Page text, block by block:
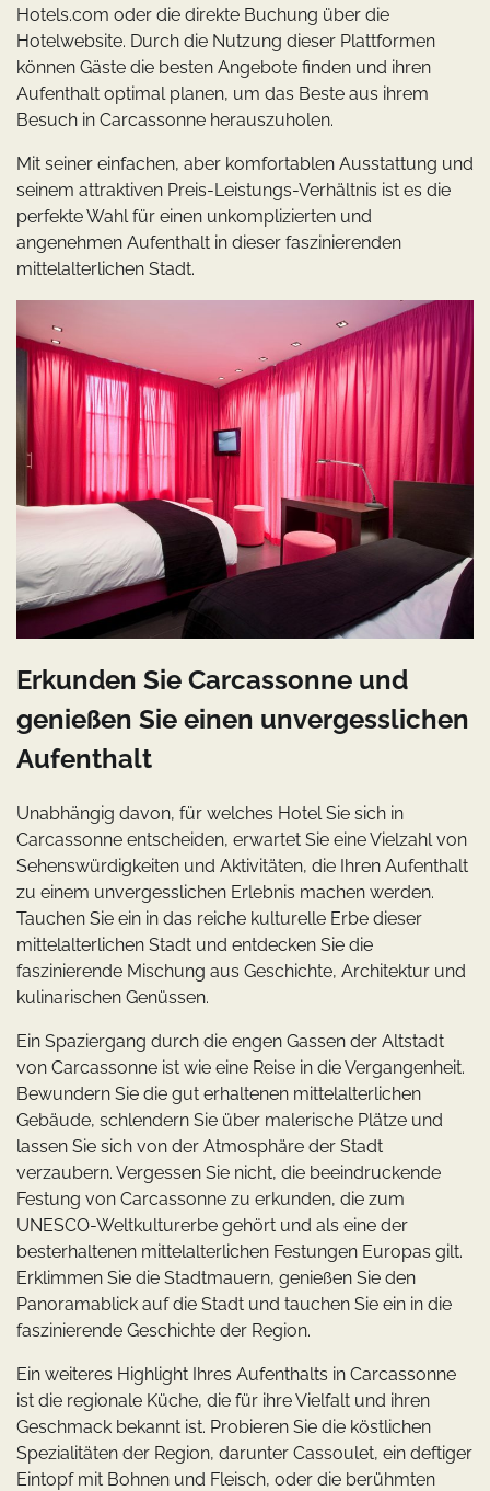
Hotels.com oder die direkte Buchung über die
Hotelwebsite. Durch die Nutzung dieser Plattformen
können Gäste die besten Angebote finden und ihren
Aufenthalt optimal planen, um das Beste aus ihrem
Besuch in Carcassonne herauszuholen.
Mit seiner einfachen, aber komfortablen Ausstattung und
seinem attraktiven Preis-Leistungs-Verhältnis ist es die
perfekte Wahl für einen unkomplizierten und
angenehmen Aufenthalt in dieser faszinierenden
mittelalterlichen Stadt.
Erkunden Sie Carcassonne und
genießen Sie einen unvergesslichen
Aufenthalt
Unabhängig davon, für welches Hotel Sie sich in
Carcassonne entscheiden, erwartet Sie eine Vielzahl von
Sehenswürdigkeiten und Aktivitäten, die Ihren Aufenthalt
zu einem unvergesslichen Erlebnis machen werden.
Tauchen Sie ein in das reiche kulturelle Erbe dieser
mittelalterlichen Stadt und entdecken Sie die
faszinierende Mischung aus Geschichte, Architektur und
kulinarischen Genüssen.
Ein Spaziergang durch die engen Gassen der Altstadt
von Carcassonne ist wie eine Reise in die Vergangenheit.
Bewundern Sie die gut erhaltenen mittelalterlichen
Gebäude, schlendern Sie über malerische Plätze und
lassen Sie sich von der Atmosphäre der Stadt
verzaubern. Vergessen Sie nicht, die beeindruckende
Festung von Carcassonne zu erkunden, die zum
UNESCO-Weltkulturerbe gehört und als eine der
besterhaltenen mittelalterlichen Festungen Europas gilt.
Erklimmen Sie die Stadtmauern, genießen Sie den
Panoramablick auf die Stadt und tauchen Sie ein in die
faszinierende Geschichte der Region.
Ein weiteres Highlight Ihres Aufenthalts in Carcassonne
ist die regionale Küche, die für ihre Vielfalt und ihren
Geschmack bekannt ist. Probieren Sie die köstlichen
Spezialitäten der Region, darunter Cassoulet, ein deftiger
Eintopf mit Bohnen und Fleisch, oder die berühmten